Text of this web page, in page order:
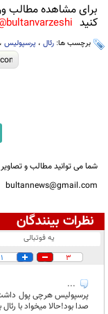
برای مشاهده مطالب
کنید bultanvarzeshi@
برچسب ها: رئال ، پرسپولیس ،
شما می توانید مطالب و
bultannews@gmail.com
نظرات بینندگان
در انتظار بررسی:۱
یه فوتبالی
3
1
...
پرسپولیس هرچی پول داشت
صدا بود‏!حالا میخواد با